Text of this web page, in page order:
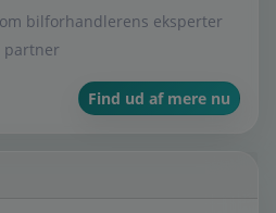
bilforhandlerens eksperter
partner
Find ud af mere nu